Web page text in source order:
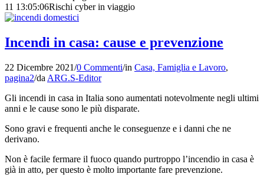
11 13:05:06Rischi cyber in viaggio
Incendi in casa: cause e prevenzione
22 Dicembre 2021/0 Commenti/in Casa, Famiglia e Lavoro,
pagina2/da ARG.S-Editor
Gli incendi in casa in Italia sono aumentati notevolmente negli ultimi
anni e le cause sono le più disparate.
Sono gravi e frequenti anche le conseguenze e i danni che ne
derivano.
Non è facile fermare il fuoco quando purtroppo l’incendio in casa è
già in atto, per questo è molto importante fare prevenzione.